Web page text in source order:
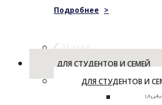
Подробнее >
Назад
ДЛЯ СТУДЕНТОВ И СЕМЕЙ
ДЛЯ СТУДЕНТОВ И